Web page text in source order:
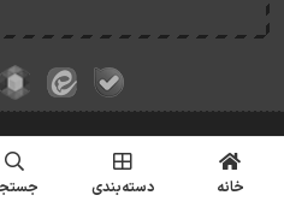
کلیه حقوق این وبسایت
© Copyrights - IranArze.ir - 1405
خانه دسته‌بندی